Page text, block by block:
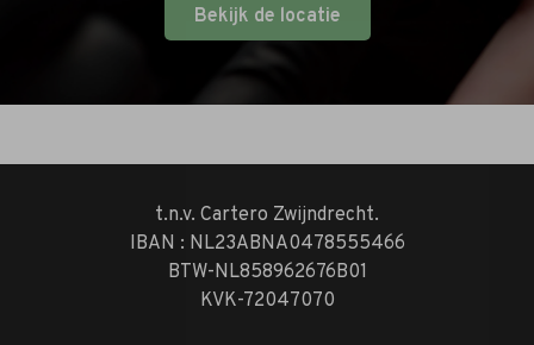
Bekijk de locatie
t.n.v. Cartero Zwijndrecht.
IBAN : NL23ABNA0478555466
BTW-NL858962676B01
KVK-72047070